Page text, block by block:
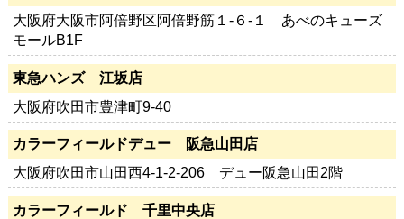
大阪府大阪市阿倍野区阿倍野筋１-６-１ あべのキューズ
モールB1F
東急ハンズ 江坂店
大阪府吹田市豊津町9-40
カラーフィールドデュー 阪急山田店
大阪府吹田市山田西4-1-2-206 デュー阪急山田2階
カラーフィールド 千里中央店